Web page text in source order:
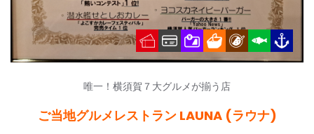
唯一！横須賀７大グルメが揃う店
ご当地グルメレストラン LAUNA (ラウナ)